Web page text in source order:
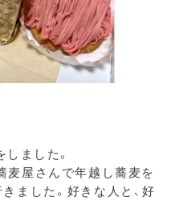
ました。
麦屋さんで年越し蕎麦を
ました。好きな人と、好